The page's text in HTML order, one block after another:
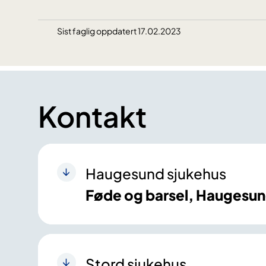
Sist faglig oppdatert 17.02.2023
Kontakt
Haugesund sjukehus
Føde og barsel,